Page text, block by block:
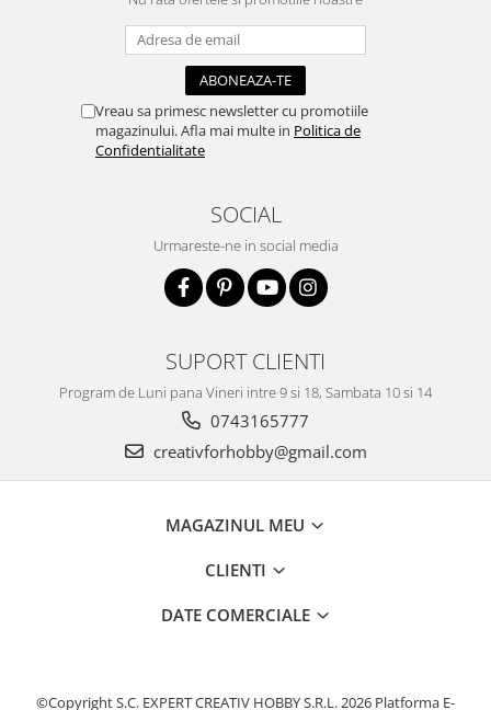
Vreau sa primesc newsletter cu promotiile
magazinului. Afla mai multe in Politica de
Confidentialitate
SOCIAL
Urmareste-ne in social media
SUPORT CLIENTI
Program de Luni pana Vineri intre 9 si 18, Sambata 10 si 14
0743165777
creativforhobby@gmail.com
MAGAZINUL MEU
CLIENTI
DATE COMERCIALE
©Copyright S.C. EXPERT CREATIV HOBBY S.R.L. 2026 Platforma E-